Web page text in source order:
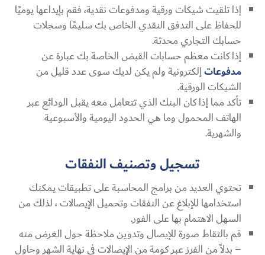
إذا تلقيت شيكات ورقية ومدفوعات نقدية، فقم بإيداعها يوميًا
للحفاظ على التدفق النقدي الخاص بك سليمًا وسجلات
حسابك التجاري محدثة.
إذا كانت معظم حسابات القبض الخاصة بك عبارة عن
مدفوعاتإلكترونية ولم يكن لديك سوى عدد قليل من
الشيكات الورقية.
تأكد مما إذا كان البنك الذي تتعامل معه يقبل الودائع عبر
الهاتف المحمول وما هي الحدود اليومية والأسبوعية
والشهرية.
تسجيل وتصنيف النفقات
تحتوي العديد من برامج المحاسبة على تطبيقات يمكنك
استخدامها للإبلاغ عن النفقات وتحميل الإيصالات ، لذلك من
السهل الاهتمام بها على الفور.
قم بالتقاط صورة للإيصال وتدوين ملاحظة حول الغرض منه
– بدلاً من الفرز عبر كومة من الإيصالات في نهاية الشهر وحاول